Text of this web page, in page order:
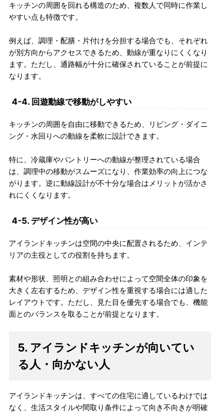
キッチンの周囲を回れる構造のため、複数人で同時に作業し
やすい点も特徴です。
例えば、調理・配膳・片付けを分担する場合でも、それぞれ
が別方向からアクセスできるため、動線が重なりにくくなり
ます。ただし、通路幅が十分に確保されていることが前提に
なります。
4-4. 回遊動線で移動がしやすい
キッチンの周囲を自由に移動できるため、リビング・ダイニ
ング・水回りへの動線を柔軟に設計できます。
特に、冷蔵庫やパントリーへの動線が整理されている場合
は、調理中の移動がスムーズになり、作業効率の向上につな
がります。逆に動線設計が不十分な場合はメリットが活かさ
れにくくなります。
4-5. デザイン性が高い
アイランドキッチンは空間の中央に配置されるため、インテ
リアの主役としての役割を持ちます。
素材や形状、照明との組み合わせによって空間全体の印象を
大きく左右するため、デザイン性を重視する場合には適した
レイアウトです。ただし、見た目を優先する場合でも、機能
面とのバランスを取ることが前提となります。
5. アイランドキッチンが向いてい
る人・向かない人
アイランドキッチンは、すべての住宅に適しているわけでは
なく、生活スタイルや間取り条件によって向き不向きが明確